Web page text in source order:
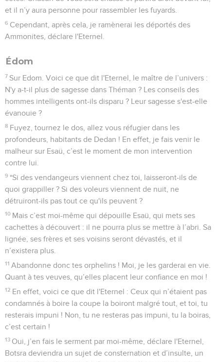
l’attaquer. Elle transformera son pays en sujet de
auront décampé, ils auront pris le large.
Israélites et les Judéens reviendront ensemble. Ils
Ils s'informeront du chemin qui conduit à Sion, ils se
tourneront vers elle : « Venez, attachez-vous à l'Eternel par
une alliance éternelle qui ne soit jamais oubliée ! »
Leurs bergers les avaient égarées, ils les faisaient errer dans
les montagnes. Elles allaient de montagne en colline et
avaient fini par oublier leur lieu de refuge.
ennemis disaient : « Nous ne sommes pas coupables,
puisqu'ils ont péché contre l'Eternel alors qu’il était pour eux
un domaine de justice, puisqu'ils ont péché contre celui qui
était l'espérance de leurs ancêtres, l’Eternel. »
8 Décampez de Babylone, sortez du pays des Babyloniens et
imitez le comportement des boucs à la tête du troupeau !
contre Babylone une coalition de grandes nations venant de
la région du nord. Elles se rangeront en ordre de bataille
contre elle et s'en empareront. Leurs flèches sont pareilles à
un habile guerrier : il ne revient pas les mains vides.
10 La Babylonie sera livrée au pillage. Tous ceux qui la
pilleront seront rassasiés, déclare l'Eternel.
Cela arrivera parce que vous vous êtes réjouis, parce que
vous vous êtes régalés, vous qui avez pillé mon héritage.